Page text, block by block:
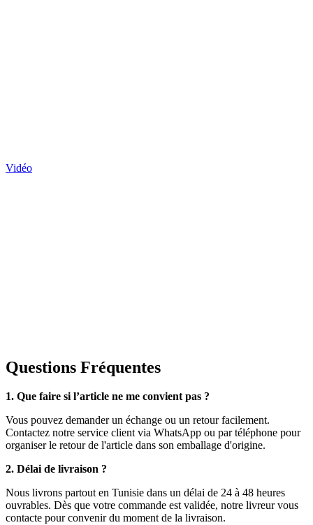
Vidéo
Questions Fréquentes
1. Que faire si l’article ne me convient pas ?
Vous pouvez demander un échange ou un retour facilement.
Contactez notre service client via WhatsApp ou par téléphone pour
organiser le retour de l'article dans son emballage d'origine.
2. Délai de livraison ?
Nous livrons partout en Tunisie dans un délai de 24 à 48 heures
ouvrables. Dès que votre commande est validée, notre livreur vous
contacte pour convenir du moment de la livraison.